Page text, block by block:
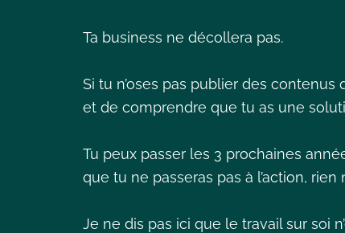
Ta business ne décollera pas.
Si tu n’oses pas publier des
et de comprendre que tu as une
Tu peux passer les 3 prochaines
que tu ne passeras pas à l’action, rien
Je ne dis pas ici que le travail sur soi